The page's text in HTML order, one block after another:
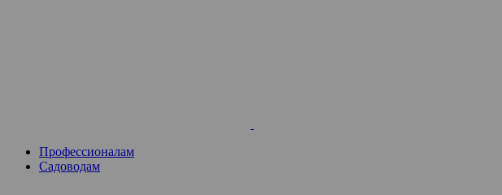
Профессионалам
Садоводам